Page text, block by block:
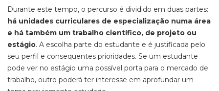
Durante este tempo, o percurso é dividido em duas partes:
há unidades curriculares de especialização numa área
e há também um trabalho científico, de projeto ou
estágio. A escolha parte do estudante e é justificada pelo
seu perfil e consequentes prioridades. Se um estudante
pode ver no estágio uma possível porta para o mercado de
trabalho, outro poderá ter interesse em aprofundar um